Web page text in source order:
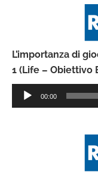
L’importanza di
1 (Life – Obiettivo
Audio
Player
00:00